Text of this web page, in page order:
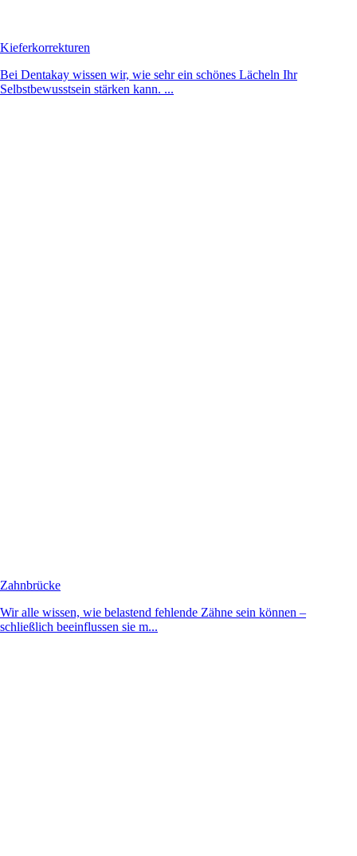
Kieferkorrekturen
Bei Dentakay wissen wir, wie sehr ein schönes Lächeln Ihr
Selbstbewusstsein stärken kann. ...
Zahnbrücke
Wir alle wissen, wie belastend fehlende Zähne sein können –
schließlich beeinflussen sie m...